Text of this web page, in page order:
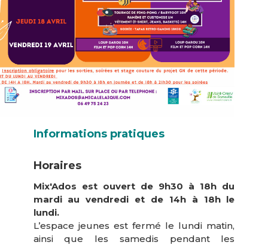
Informations pratiques
Horaires
Mix'Ados est ouvert de 9h30 à 18h du
mardi au vendredi et de 14h à 18h le
lundi.
L’espace jeunes est fermé le lundi matin,
ainsi que les samedis pendant les